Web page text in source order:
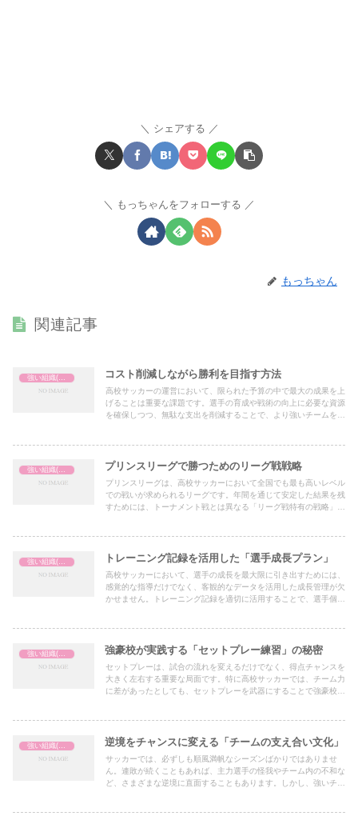
シェアする
もっちゃんをフォローする
もっちゃん
関連記事
強い組織(チーム)の作り方 コスト削減しながら勝利を目指す方法
高校サッカーの運営において、限られた予算の中で最大の成果を上
げることは重要な課題です。選手の育成や戦術の向上に必要な資源
を確保しつつ、無駄な支出を削減することで、より強いチームを作
強い組織(チーム)の作り方 プリンスリーグで勝つためのリーグ戦戦略
プリンスリーグは、高校サッカーにおいて全国でも最も高いレベル
での戦いが求められるリーグです。年間を通じて安定した結果を残
すためには、トーナメント戦とは異なる「リーグ戦特有の戦略」が
強い組織(チーム)の作り方 トレーニング記録を活用した「選手成長プラン」
高校サッカーにおいて、選手の成長を最大限に引き出すためには、
感覚的な指導だけでなく、客観的なデータを活用した成長管理が欠
かせません。トレーニング記録を適切に活用することで、選手個々
強い組織(チーム)の作り方 強豪校が実践する「セットプレー練習」の秘密
セットプレーは、試合の流れを変えるだけでなく、得点チャンスを
大きく左右する重要な局面です。特に高校サッカーでは、チーム力
に差があったとしても、セットプレーを武器にすることで強豪校に
お届けします。
強い組織(チーム)の作り方 逆境をチャンスに変える「チームの支え合い文化」
サッカーでは、必ずしも順風満帆なシーズンばかりではありませ
ん。連敗が続くこともあれば、主力選手の怪我やチーム内の不和な
ど、さまざまな逆境に直面することもあります。しかし、強いチー